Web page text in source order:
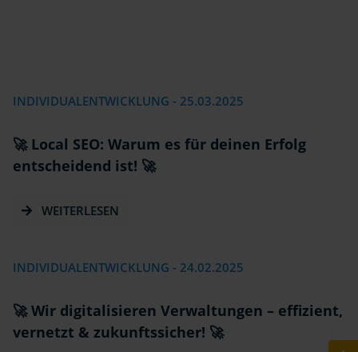
INDIVIDUALENTWICKLUNG - 25.03.2025
🚀 Local SEO: Warum es für deinen Erfolg
entscheidend ist! 🚀
WEITERLESEN
INDIVIDUALENTWICKLUNG - 24.02.2025
🚀 Wir digitalisieren Verwaltungen – effizient,
vernetzt & zukunftssicher! 🚀